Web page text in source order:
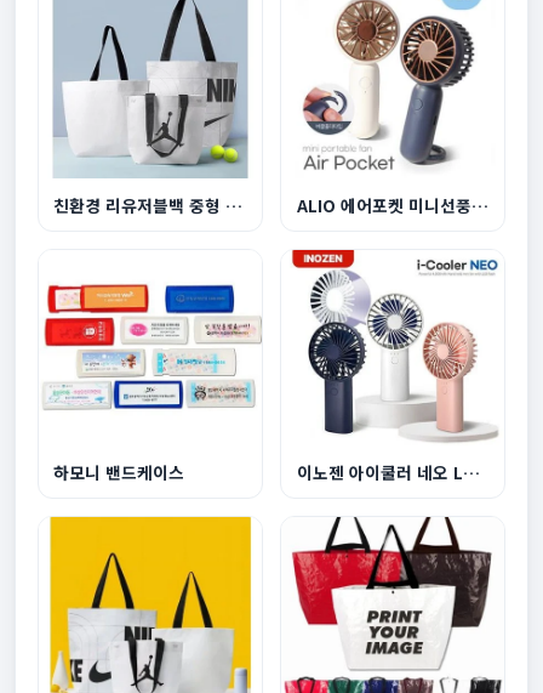
친환경 리유저블백 중형 440x360x150mm ALIO 에어포켓 미니선풍기 500mAh
하모니 밴드케이스 이노젠 아이쿨러 네오 LED라이트 겸용 휴대용 선풍...